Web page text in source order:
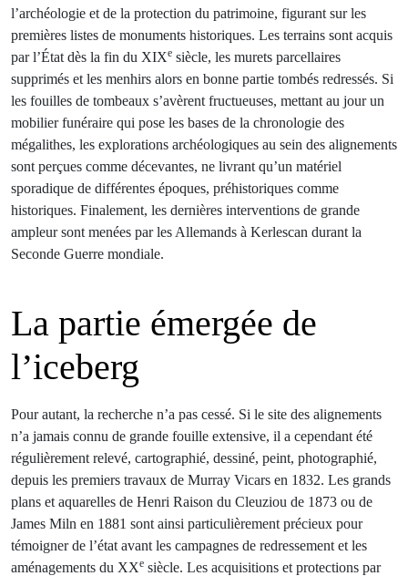
l’archéologie et de la protection du patrimoine, figurant sur les
premières listes de monuments historiques. Les terrains sont acquis
par l’État dès la fin du XIXe siècle, les murets parcellaires
supprimés et les menhirs alors en bonne partie tombés redressés. Si
les fouilles de tombeaux s’avèrent fructueuses, mettant au jour un
mobilier funéraire qui pose les bases de la chronologie des
mégalithes, les explorations archéologiques au sein des alignements
sont perçues comme décevantes, ne livrant qu’un matériel
sporadique de différentes époques, préhistoriques comme
historiques. Finalement, les dernières interventions de grande
ampleur sont menées par les Allemands à Kerlescan durant la
Seconde Guerre mondiale.
La partie émergée de
l’iceberg
Pour autant, la recherche n’a pas cessé. Si le site des alignements
n’a jamais connu de grande fouille extensive, il a cependant été
régulièrement relevé, cartographié, dessiné, peint, photographié,
depuis les premiers travaux de Murray Vicars en 1832. Les grands
plans et aquarelles de Henri Raison du Cleuziou de 1873 ou de
James Miln en 1881 sont ainsi particulièrement précieux pour
témoigner de l’état avant les campagnes de redressement et les
aménagements du XXe siècle. Les acquisitions et protections par